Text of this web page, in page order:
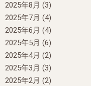
2025年8月 (3)
2025年7月 (4)
2025年6月 (4)
2025年5月 (6)
2025年4月 (2)
2025年3月 (3)
2025年2月 (2)